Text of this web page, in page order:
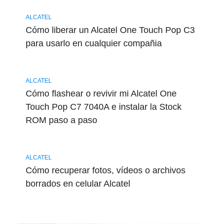
ALCATEL
Cómo liberar un Alcatel One Touch Pop C3
para usarlo en cualquier compañia
ALCATEL
Cómo flashear o revivir mi Alcatel One
Touch Pop C7 7040A e instalar la Stock
ROM paso a paso
ALCATEL
Cómo recuperar fotos, vídeos o archivos
borrados en celular Alcatel